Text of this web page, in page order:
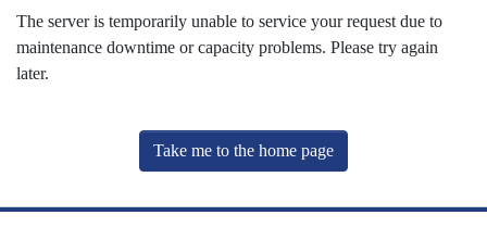
The server is temporarily unable to service your request due to
maintenance downtime or capacity problems. Please try again
later.
Take me to the home page